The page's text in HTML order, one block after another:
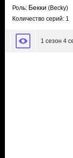
Роль: Бекки (Becky)
Количество серий: 1
1 сезон 4